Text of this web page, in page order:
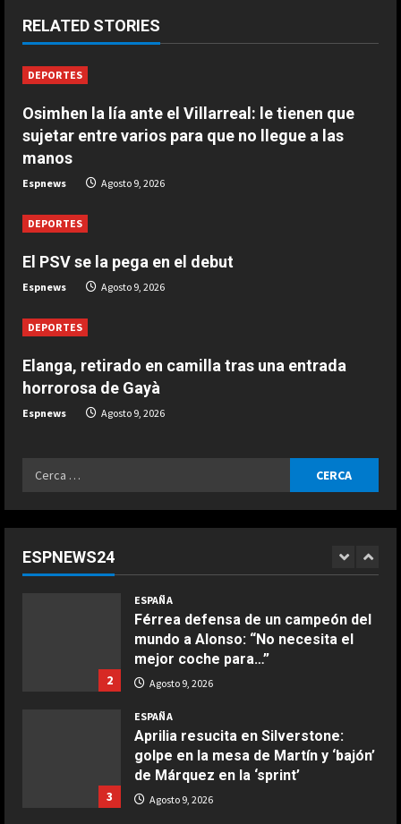
u
e
R
e
a
d
i
RELATED STORIES
DEPORTES
Osimhen la lía ante el Villarreal: le tienen que
sujetar entre varios para que no llegue a las
manos
Espnews Agosto 9, 2026
DEPORTES
El PSV se la pega en el debut
Espnews Agosto 9, 2026
DEPORTES
Elanga, retirado en camilla tras una entrada
horrorosa de Gayà
Espnews Agosto 9, 2026
Ricerca
ESPNEWS24
ESPAÑA
Férrea defensa de un campeón del
ESPAÑA
de Márquez en la ‘sprint’
El casco inspirado en el Mundial de
la Selección Española que ha
ESPAÑA
“Ferrari no para de quejarse”:
nuevo ‘dardo’ de Mercedes en la
1
2
ESPAÑA
Férrea defensa de un campeón del
mundo a Alonso: “No necesita el
mejor coche para…”
Agosto 9, 2026
3
ESPAÑA
Aprilia resucita en Silverstone:
golpe en la mesa de Martín y ‘bajón’
de Márquez en la ‘sprint’
Agosto 9, 2026
Ensalada de espinacas deliciosa
COCINA
Boquerones fritos en freidora de
aire
Aprile 24, 2026